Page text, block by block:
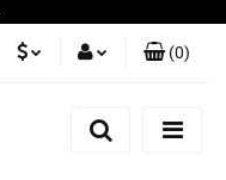
Zaloguj się
(0)